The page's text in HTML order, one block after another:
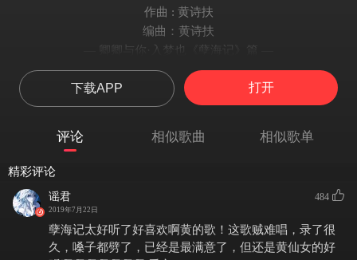
作曲 : 黄诗扶
编曲：黄诗扶
— 卿卿与你·入梦也《孽海记》篇 —
“观其复”系列曲目
小尼姑她走上独木桥
循山门 错过荒村古道
管不了太多的地厚天高
胆敢对佛陀撒个娇
下载APP 打开
评论 相似歌曲 相似歌单
精彩评论
谣君
2019年7月22日
484
孽海记太好听了好喜欢啊黄的歌！这歌贼难唱，录了很
久，嗓子都劈了，已经是最满意了，但还是黄仙女的好